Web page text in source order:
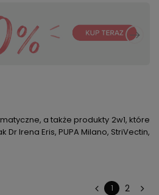
a także produkty 2w1, które
Irena Eris, PUPA Milano, StriVectin,
1 2